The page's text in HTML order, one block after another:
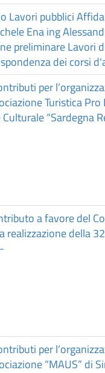
Lavori pubblici
Ena ing
preliminare Lavori
dei corsi
per
Turistica
Culturale “Sardegna
a favore del
realizzazione della
per
“MAUS” di